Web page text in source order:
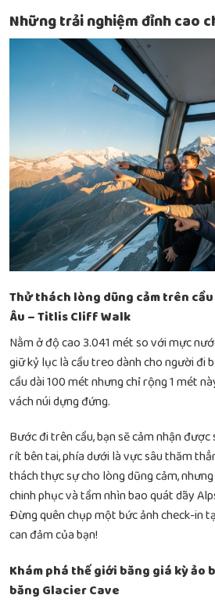
Những trải nghiệm đỉnh cao
Thử thách lòng dũng cảm trên
Âu – Titlis Cliff Walk
Nằm ở độ cao 3.041 mét so với mực
giữ kỷ lục là cầu treo dành cho người đi
cầu dài 100 mét nhưng chỉ rộng 1 mét
vách núi dựng đứng.
Bước đi trên cầu, bạn sẽ cảm nhận
rít bên tai, phía dưới là vực sâu thăm
thách thực sự cho lòng dũng cảm,
chinh phục và tầm nhìn bao quát dãy
Đừng quên chụp một bức ảnh check-in
can đảm của bạn!
Khám phá thế giới băng giá kỳ ảo
băng Glacier Cave